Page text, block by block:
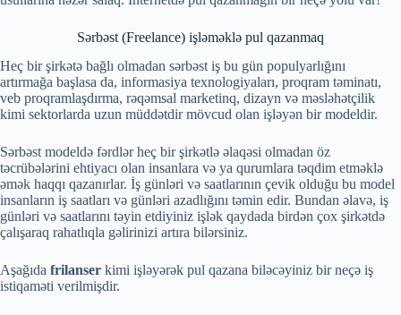
Sərbəst (Freelance) işləməklə pul qazanmaq
Heç bir şirkətə bağlı olmadan sərbəst iş bu gün populyarlığını
artırmağa başlasa da, informasiya texnologiyaları, proqram təminatı,
veb proqramlaşdırma, rəqəmsal marketinq, dizayn və məsləhətçilik
kimi sektorlarda uzun müddətdir mövcud olan işləyən bir modeldir.
Sərbəst modeldə fərdlər heç bir şirkətlə əlaqəsi olmadan öz
təcrübələrini ehtiyacı olan insanlara və ya qurumlara təqdim etməklə
əmək haqqı qazanırlar. İş günləri və saatlarının çevik olduğu bu model
insanların iş saatları və günləri azadlığını təmin edir. Bundan əlavə, iş
günləri və saatlarını təyin etdiyiniz işlək qaydada birdən çox şirkətdə
çalışaraq rahatlıqla gəlirinizi artıra bilərsiniz.
Aşağıda frilanser kimi işləyərək pul qazana biləcəyiniz bir neçə iş
istiqaməti verilmişdir.